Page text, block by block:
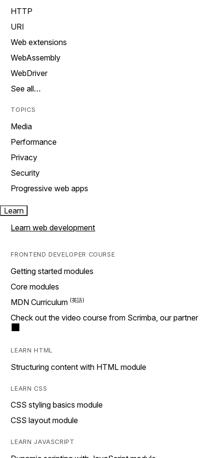
HTTP
URI
Web extensions
WebAssembly
WebDriver
See all…
TOPICS
Media
Performance
Privacy
Security
Progressive web apps
Learn
Learn web development
FRONTEND DEVELOPER COURSE
Getting started modules
Core modules
MDN Curriculum
Check out the video course from Scrimba, our partner
LEARN HTML
Structuring content with HTML module
LEARN CSS
CSS styling basics module
CSS layout module
LEARN JAVASCRIPT